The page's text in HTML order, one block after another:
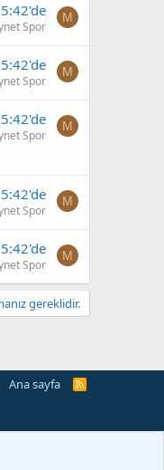
Spor
M
Spor
M
Spor
M
Spor
M
Spor
M
gereklidir.
Ana sayfa
R